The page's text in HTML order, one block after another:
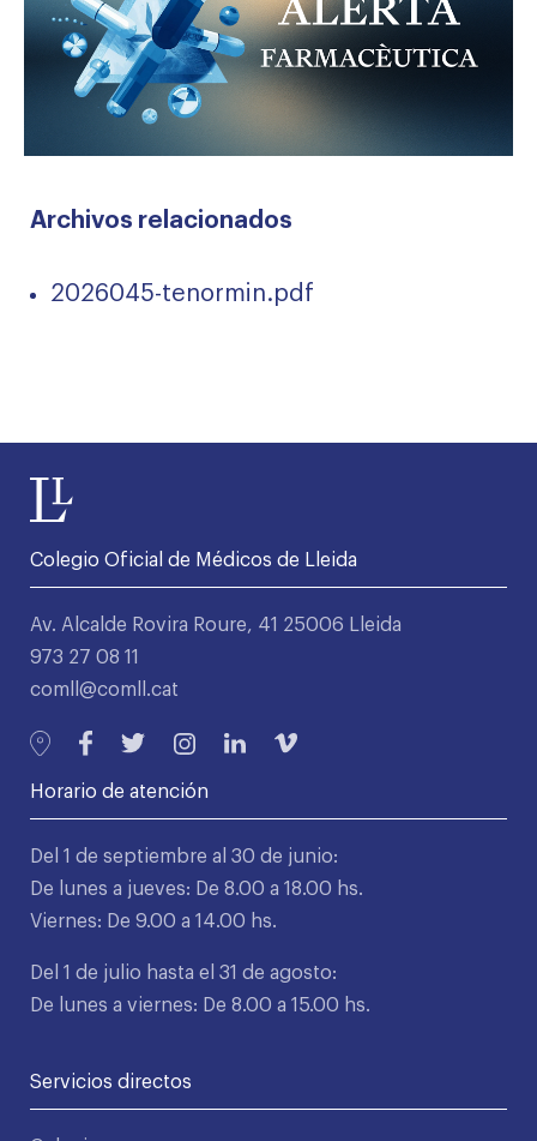
Archivos relacionados
2026045-tenormin.pdf
Colegio Oficial de Médicos de Lleida
Av. Alcalde Rovira Roure, 41 25006 Lleida
973 27 08 11
comll@comll.cat
Horario de atención
Del 1 de septiembre al 30 de junio:
De lunes a jueves: De 8.00 a 18.00 hs.
Viernes: De 9.00 a 14.00 hs.
Del 1 de julio hasta el 31 de agosto:
De lunes a viernes: De 8.00 a 15.00 hs.
Servicios directos